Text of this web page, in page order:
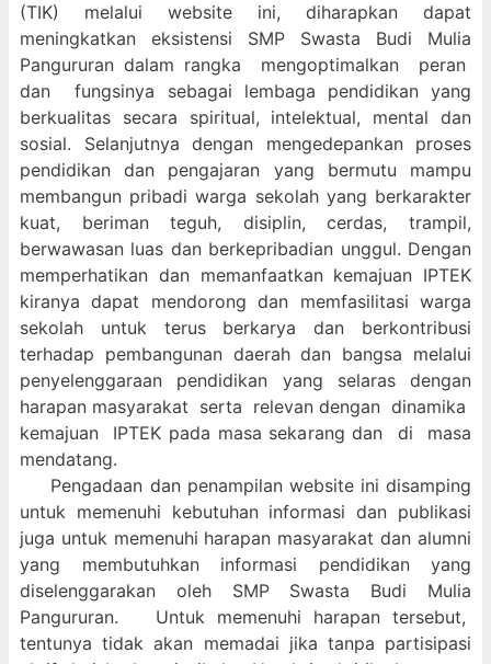
(TIK) melalui website ini, diharapkan dapat
meningkatkan eksistensi SMP Swasta Budi Mulia
Pangururan dalam rangka mengoptimalkan peran
dan fungsinya sebagai lembaga pendidikan yang
berkualitas secara spiritual, intelektual, mental dan
sosial. Selanjutnya dengan mengedepankan proses
pendidikan dan pengajaran yang bermutu mampu
membangun pribadi warga sekolah yang berkarakter
kuat, beriman teguh, disiplin, cerdas, trampil,
berwawasan luas dan berkepribadian unggul. Dengan
memperhatikan dan memanfaatkan kemajuan IPTEK
kiranya dapat mendorong dan memfasilitasi warga
sekolah untuk terus berkarya dan berkontribusi
terhadap pembangunan daerah dan bangsa melalui
penyelenggaraan pendidikan yang selaras dengan
harapan masyarakat serta relevan dengan dinamika
kemajuan IPTEK pada masa sekarang dan di masa
mendatang.
Pengadaan dan penampilan website ini disamping
untuk memenuhi kebutuhan informasi dan publikasi
juga untuk memenuhi harapan masyarakat dan alumni
yang membutuhkan informasi pendidikan yang
diselenggarakan oleh SMP Swasta Budi Mulia
Pangururan. Untuk memenuhi harapan tersebut,
tentunya tidak akan memadai jika tanpa partisipasi